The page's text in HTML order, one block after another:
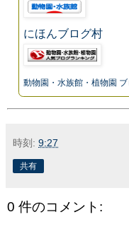
にほんブログ村
動物園・水族館・植物園
時刻: 9:27
共有
0 件のコメント: